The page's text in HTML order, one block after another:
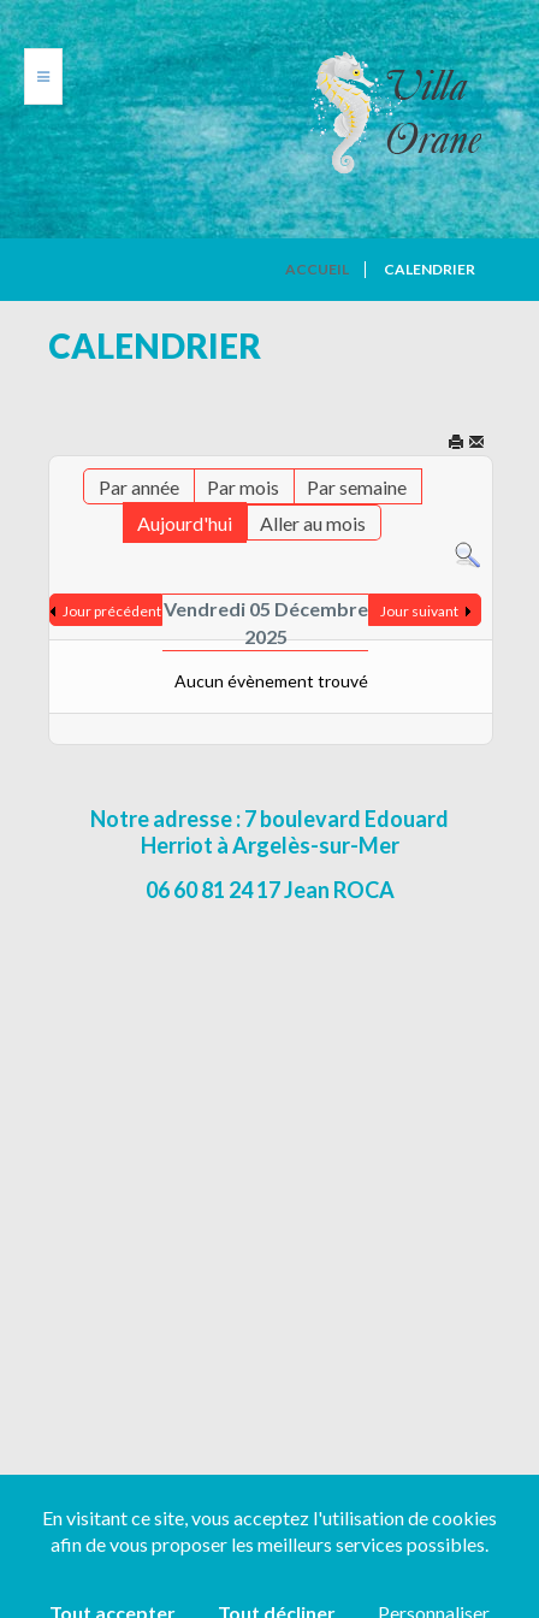
AVIS DE VACANCIERS
CONTACT
MENTIONS LÉGALES
ACCUEIL CALENDRIER
CALENDRIER
Par année Par mois
Par semaine
Aujourd'hui
Aller au mois
Jour précédentVendredi 05 Décembre
2025
Jour suivant
Aucun évènement trouvé
Notre adresse : 7 boulevard Edouard
Herriot à Argelès-sur-Mer
06 60 81 24 17 Jean ROCA
Copyright ©2026
En visitant ce site, vous acceptez l'utilisation de cookies
afin de vous proposer les meilleurs services possibles.
Tout accepter Tout décliner Personnaliser